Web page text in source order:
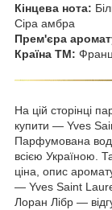
Кінцева нота:
Сіра амбра
Прем'єра
Країна ТМ:
На цій сторінці
купити ― Yves
Парфумована
всією Україною.
ціна, опис
— Yves Saint
Лоран Лібр —